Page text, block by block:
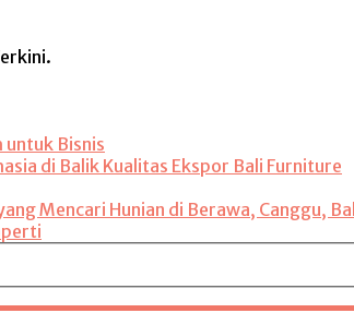
untuk Bisnis
di Balik Kualitas Ekspor Bali Furniture
Mencari Hunian di Berawa, Canggu,